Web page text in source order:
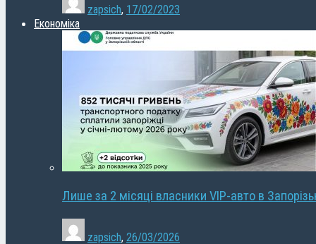
zapsich, 17/02/2023
Економіка
Лише за 2 місяці власники VIP-авто в
zapsich, 26/03/2026